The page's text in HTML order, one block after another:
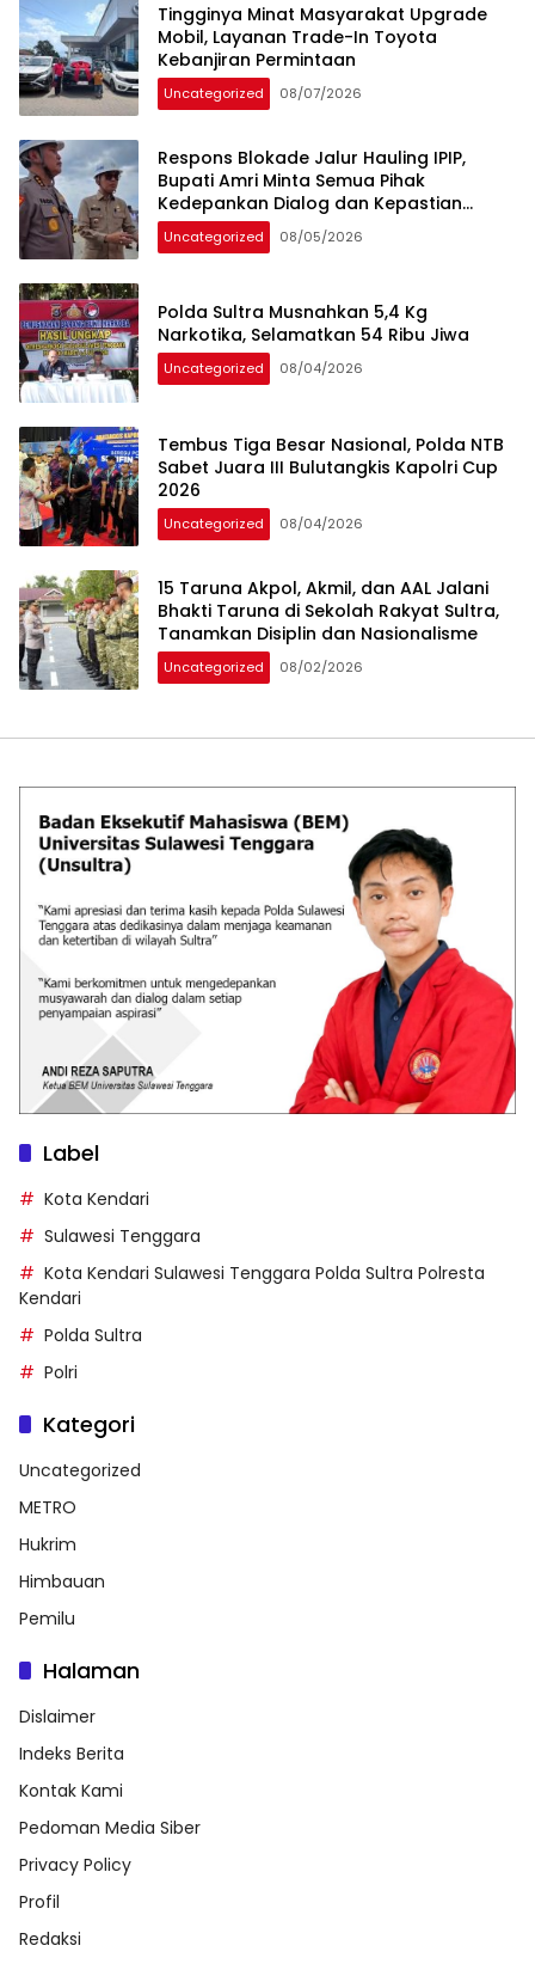
Tingginya Minat Masyarakat Upgrade
Mobil, Layanan Trade-In Toyota
Kebanjiran Permintaan
Uncategorized 08/07/2026
Respons Blokade Jalur Hauling IPIP,
Bupati Amri Minta Semua Pihak
Kedepankan Dialog dan Kepastian
Hukum
Uncategorized 08/05/2026
Polda Sultra Musnahkan 5,4 Kg
Narkotika, Selamatkan 54 Ribu Jiwa
Uncategorized 08/04/2026
Tembus Tiga Besar Nasional, Polda NTB
Sabet Juara III Bulutangkis Kapolri Cup
2026
Uncategorized 08/04/2026
15 Taruna Akpol, Akmil, dan AAL Jalani
Bhakti Taruna di Sekolah Rakyat Sultra,
Tanamkan Disiplin dan Nasionalisme
Uncategorized 08/02/2026
Label
Kota Kendari
Sulawesi Tenggara
Kota Kendari Sulawesi Tenggara Polda Sultra Polresta
Kendari
Polda Sultra
Polri
Kategori
Uncategorized
METRO
Hukrim
Himbauan
Pemilu
Halaman
Dislaimer
Indeks Berita
Kontak Kami
Pedoman Media Siber
Privacy Policy
Profil
Redaksi